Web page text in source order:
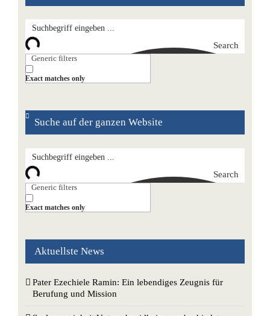
Search
Generic filters
Exact matches only
Suche auf der ganzen Website
Search
Generic filters
Exact matches only
Aktuellste News
Pater Ezechiele Ramin: Ein lebendiges Zeugnis für
Berufung und Mission